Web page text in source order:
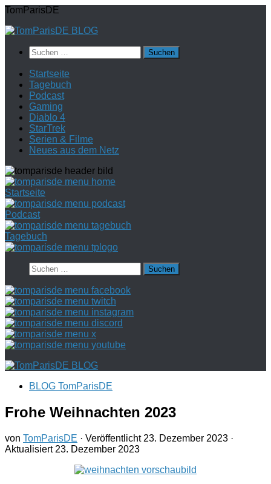
Zum
springen
TomParisDE
Suchen
nach:
Startseite
Tagebuch
Podcast
Gaming
Diablo 4
StarTrek
Serien & Filme
Neues aus dem Netz
Startseite
Podcast
Tagebuch
Suchen
nach:
BLOG TomParisDE
Frohe Weihnachten 2023
von TomParisDE · Veröffentlicht 23. Dezember 2023 ·
Aktualisiert 23. Dezember 2023